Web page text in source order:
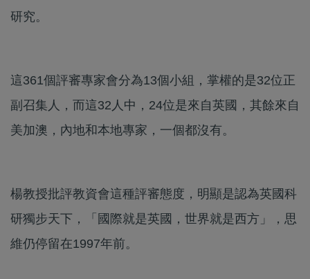
研究。
這361個評審專家會分為13個小組，掌權的是32位正
副召集人，而這32人中，24位是來自英國，其餘來自
美加澳，內地和本地專家，一個都沒有。
楊教授批評教資會這種評審態度，明顯是認為英國科
研獨步天下，「國際就是英國，世界就是西方」，思
維仍停留在1997年前。